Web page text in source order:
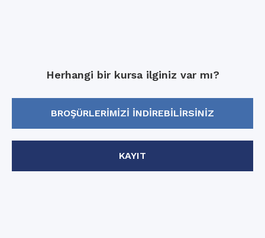
Herhangi bir kursa ilginiz var mı?
BROŞÜRLERIMIZI INDIREBILIRSINIZ
KAYIT